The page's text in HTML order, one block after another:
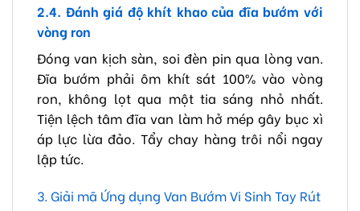
2.4. Đánh giá độ khít khao của đĩa bướm với
vòng ron
Đóng van kịch sàn, soi đèn pin qua lòng van.
Đĩa bướm phải ôm khít sát 100% vào vòng
ron, không lọt qua một tia sáng nhỏ nhất.
Tiện lệch tâm đĩa van làm hở mép gây bục xì
áp lực lừa đảo. Tẩy chay hàng trôi nổi ngay
lập tức.
3. Giải mã Ứng dụng Van Bướm Vi Sinh Tay Rút